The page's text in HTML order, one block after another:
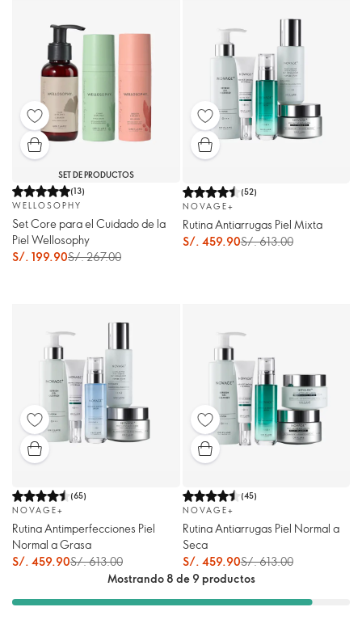
SET DE PRODUCTOS
(13)
WELLOSOPHY
Set Core para el Cuidado de la
Piel Wellosophy
S/. 199.90S/. 267.00
(52)
NOVAGE+
Rutina Antiarrugas Piel Mixta
S/. 459.90S/. 613.00
(65)
NOVAGE+
Rutina Antimperfecciones Piel
Normal a Grasa
S/. 459.90S/. 613.00
(45)
NOVAGE+
Rutina Antiarrugas Piel Normal a
Seca
S/. 459.90S/. 613.00
Mostrando 8 de 9 productos